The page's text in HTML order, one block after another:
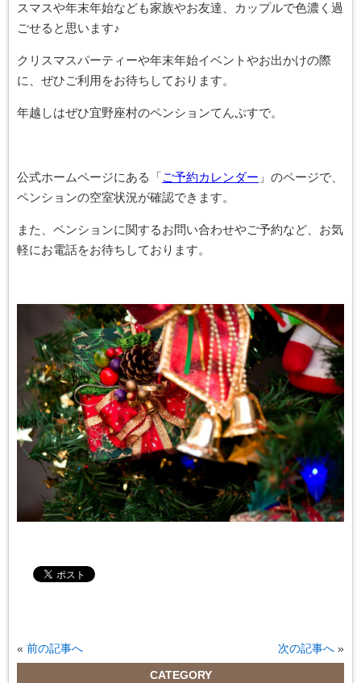
スマスや年末年始なども家族やお友達、カップルで色濃く過
ごせると思います♪
クリスマスパーティーや年末年始イベントやお出かけの際
に、ぜひご利用をお待ちしております。
年越しはぜひ宜野座村のペンションてんぷすで。
公式ホームページにある「ご予約カレンダー 」のページで、
ペンションの空室状況が確認できます。
また、ペンションに関するお問い合わせやご予約など、お気
軽にお電話をお待ちしております。
« 前の記事へ 次の記事へ »
CATEGORY